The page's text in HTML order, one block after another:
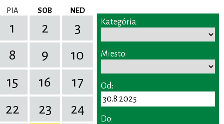
PIA SOB NED
1 2
3
8 9
10
15 16
17
22 23
24
Kategória:
Miesto:
Od:
Do: